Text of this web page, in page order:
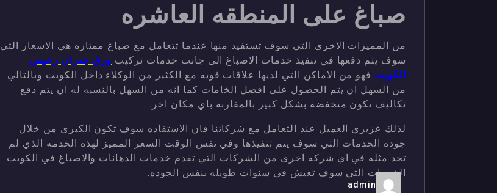
صباغ على المنطقه العاشره
من المميزات الاخرى التي سوف تستفيد منها عندما تتعامل مع صباغ ممتازه هي الاسعار التي
سوف يتم دفعها في تنفيذ خدمات الاصباغ الى جانب خدمات تركيب ورق جدران رخيص
الكويت فهو من الاماكن التي لديها علاقات قويه مع الكثير من الوكلاء داخل الكويت وبالتالي
من السهل ان يتم الحصول على افضل الخامات كما انه من السهل بالنسبه له ان يتم دفع
تكاليف تكون منخفضه بشكل كبير بالمقارنه باي مكان اخر.
لذلك عزيزي العميل عند التعامل مع شركاتنا فان الاستفاده سوف تكون الكبرى من خلال
جوده الخدمات التي سوف يتم تنفيذها وفي نفس الوقت السعر المميز لهذه الخدمه الذي لم
تجد مثله في اي شركه اخرى من الشركات التي تقدم خدمات الدهانات والاصباغ في الكويت
الخدمات التي سوف تعيش في سنوات طويله بنفس الجوده.
admin